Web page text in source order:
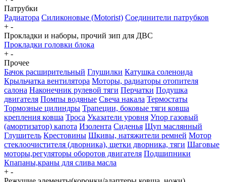
Патрубки
Радиатора Силиконовые (Motorist) Соединители патрубков
+ -
Прокладки и наборы, прочий зип для ДВС
Прокладки головки блока
+ -
Прочее
Бачок расширительный Глушилки Катушка соленоида
Крыльчатка вентилятора Моторы, радиаторы отопителя
салона Наконечник рулевой тяги Перчатки Подушка
двигателя Помпы водяные Свеча накала Термостаты
Тормозные цилиндры Трапеции, боковые тяги ковша
крепления ковша Троса Указатели уровня Упор газовый
(амортизатор) капота Изолента Сиденья Щуп маслянный
Глушитель Крестовины Шкивы, натяжители ремней Мотор
стеклоочистителя (дворника), щетки дворника, тяги Шаговые
моторы,регуляторы оборотов двигателя Подшипники
Кпапаны,краны для слива масла
+ -